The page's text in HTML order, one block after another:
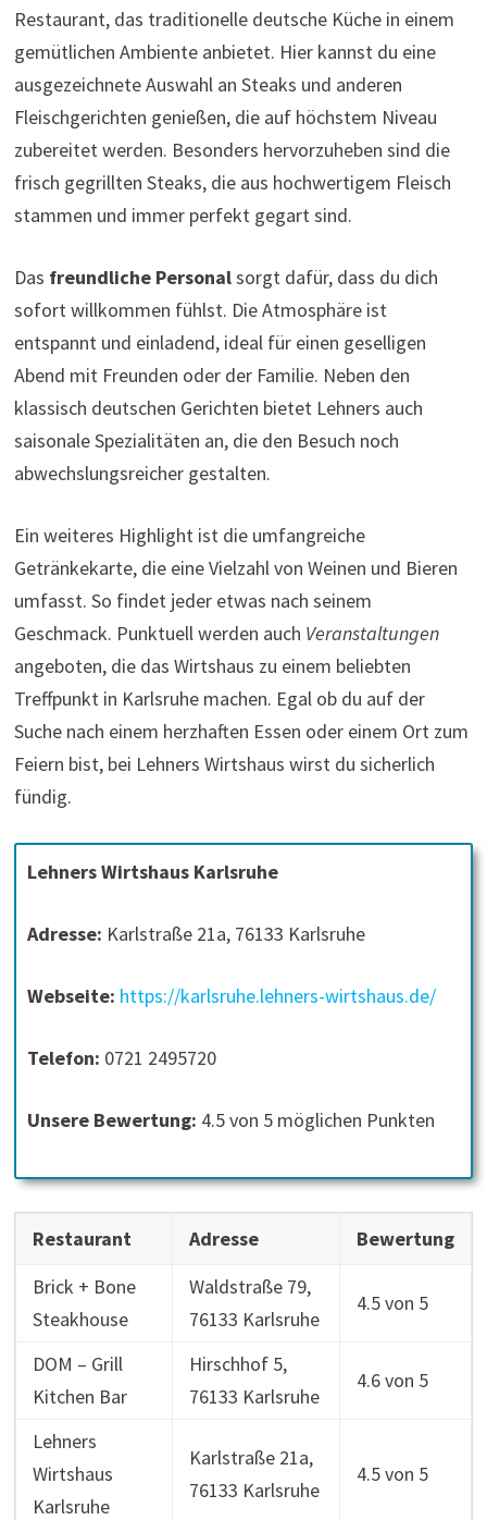
Restaurant, das traditionelle deutsche Küche in einem
gemütlichen Ambiente anbietet. Hier kannst du eine
ausgezeichnete Auswahl an Steaks und anderen
Fleischgerichten genießen, die auf höchstem Niveau
zubereitet werden. Besonders hervorzuheben sind die
frisch gegrillten Steaks, die aus hochwertigem Fleisch
stammen und immer perfekt gegart sind.
Das freundliche Personalsorgt dafür, dass du dich
sofort willkommen fühlst. Die Atmosphäre ist
entspannt und einladend, ideal für einen geselligen
Abend mit Freunden oder der Familie. Neben den
klassisch deutschen Gerichten bietet Lehners auch
saisonale Spezialitäten an, die den Besuch noch
abwechslungsreicher gestalten.
Ein weiteres Highlight ist die umfangreiche
Getränkekarte, die eine Vielzahl von Weinen und Bieren
umfasst. So findet jeder etwas nach seinem
Geschmack. Punktuell werden auch Veranstaltungen
angeboten, die das Wirtshaus zu einem beliebten
Treffpunkt in Karlsruhe machen. Egal ob du auf der
Suche nach einem herzhaften Essen oder einem Ort zum
Feiern bist, bei Lehners Wirtshaus wirst du sicherlich
fündig.
Lehners Wirtshaus Karlsruhe
Adresse: Karlstraße 21a, 76133 Karlsruhe
Webseite: https://karlsruhe.lehners-wirtshaus.de/
Telefon: 0721 2495720
Unsere Bewertung: 4.5 von 5 möglichen Punkten
Restaurant Adresse
Bewertung
Brick + Bone
Steakhouse
Waldstraße 79,
76133 Karlsruhe
4.5 von 5
DOM – Grill
Kitchen Bar
Hirschhof 5,
76133 Karlsruhe
4.6 von 5
Lehners
Wirtshaus
Karlsruhe
Karlstraße 21a,
76133 Karlsruhe
4.5 von 5